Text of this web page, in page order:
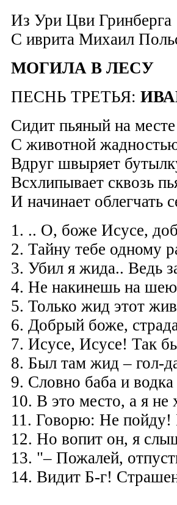
Из Ури Цви Гринберга
C иврита Михаил
МОГИЛА В
ПЕСНЬ ТРЕТЬЯ:
Сидит пьяный на
С животной
Вдруг швыряет
Всхлипывает сквозь
И начинает облегчать
1. .. О, боже Исусе,
2. Тайну тебе одному
3. Убил я жида.. Ведь
4. Не накинешь на
5. Только жид этот
6. Добрый боже,
7. Исусе, Исусе! Так
8. Был там жид – гол-
9. Словно баба и
10. В это место, а я не
11. Говорю: Не пойду!
12. Но вопит он, я
13. "– Пожалей,
14. Видит Б-г!